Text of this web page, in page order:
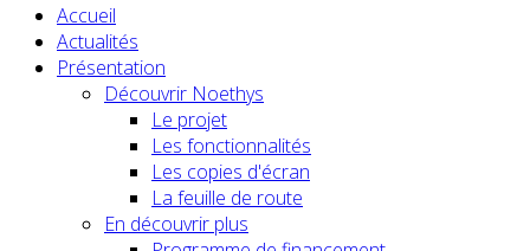
Accueil
Actualités
Présentation
Découvrir Noethys
Le projet
Les fonctionnalités
Les copies d'écran
La feuille de route
En découvrir plus